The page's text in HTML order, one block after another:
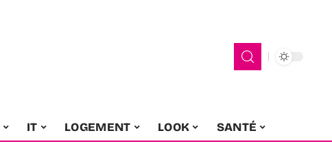
IT LOGEMENT LOOK SANTÉ